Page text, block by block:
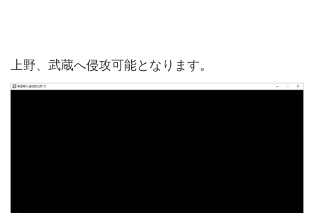
上野、武蔵へ侵攻可能となります。